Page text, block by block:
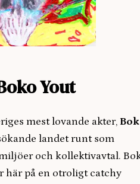
Yout
mest lovande akter,
landet runt som
och kollektivavtal.
här på en otroligt catchy